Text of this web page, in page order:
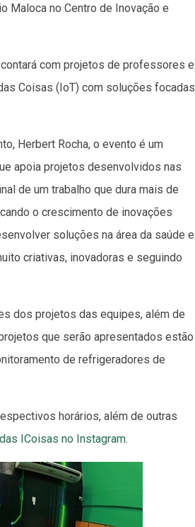
Maloca no Centro de Inovação e
com projetos de professores e
Coisas (IoT) com soluções focadas
Herbert Rocha, o evento é um
apoia projetos desenvolvidos nas
de um trabalho que dura mais de
o crescimento de inovações
soluções na área da saúde e
criativas, inovadoras e seguindo
dos projetos das equipes, além de
que serão apresentados estão
de refrigeradores de
horários, além de outras
ICoisas no Instagram.